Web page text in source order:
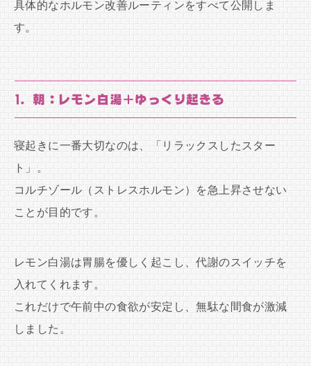
具体的なホルモン改善ルーティンをすべて公開しま
す。
1. 朝：レモン白湯＋ゆっくり起きる
寝起きに一番大切なのは、「リラックスしたスター
ト」。
コルチゾール（ストレスホルモン）を急上昇させない
ことが目的です。
レモン白湯は胃腸を優しく起こし、代謝のスイッチを
入れてくれます。
これだけで午前中の食欲が安定し、無駄な間食が激減
しました。